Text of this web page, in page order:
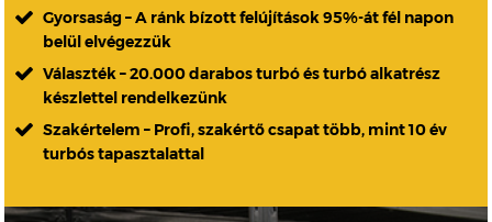
Gyorsaság – A ránk bízott felújítások 95%-át fél napon
belül elvégezzük
Választék – 20.000 darabos turbó és turbó alkatrész
készlettel rendelkezünk
Szakértelem – Profi, szakértő csapat több, mint 10 év
turbós tapasztalattal